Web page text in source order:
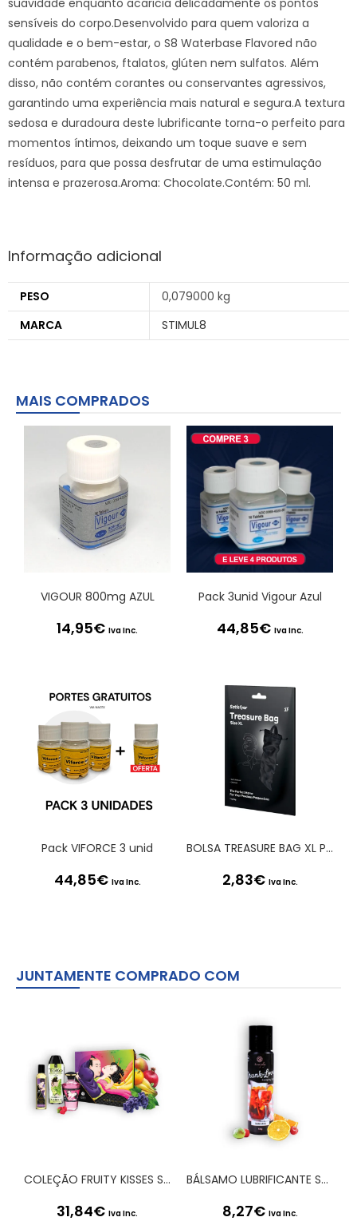
suavidade enquanto acaricia delicadamente os pontos
sensíveis do corpo.Desenvolvido para quem valoriza a
qualidade e o bem-estar, o S8 Waterbase Flavored não
contém parabenos, ftalatos, glúten nem sulfatos. Além
disso, não contém corantes ou conservantes agressivos,
garantindo uma experiência mais natural e segura.A textura
sedosa e duradoura deste lubrificante torna-o perfeito para
momentos íntimos, deixando um toque suave e sem
resíduos, para que possa desfrutar de uma estimulação
intensa e prazerosa.Aroma: Chocolate.Contém: 50 ml.
Informação adicional
PESO
0,079000 kg
MARCA
STIMUL8
MAIS COMPRADOS
VIGOUR 800mg AZUL
14,95€ Iva Inc.
Pack 3unid Vigour Azul
44,85€ Iva Inc.
Pack VIFORCE 3 unid
44,85€ Iva Inc.
BOLSA TREASURE BAG XL PRETA SATISFYER
2,83€ Iva Inc.
JUNTAMENTE COMPRADO COM
COLEÇÃO FRUITY KISSES SHUNGA
31,84€ Iva Inc.
BÁLSAMO LUBRIFICANTE SABOR SANGRIA DRUNK IN LOVE SECRET PLAY 60ML
8,27€ Iva Inc.